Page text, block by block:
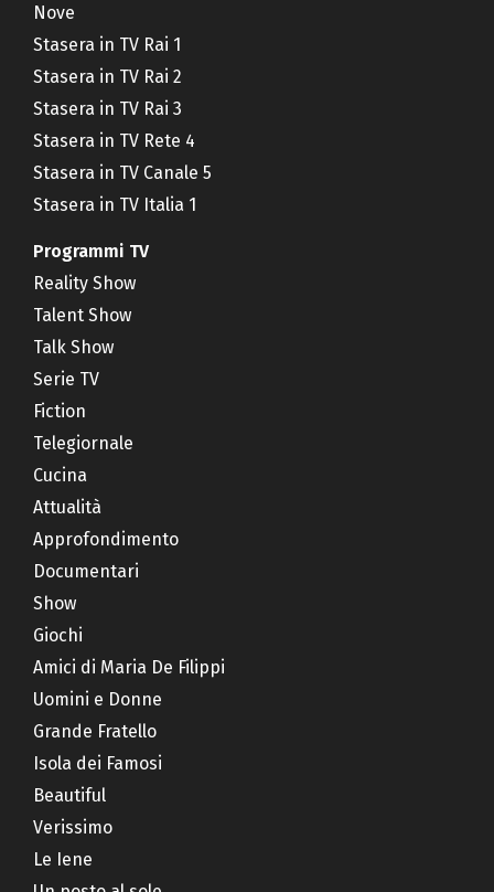
Nove
Stasera in TV Rai 1
Stasera in TV Rai 2
Stasera in TV Rai 3
Stasera in TV Rete 4
Stasera in TV Canale 5
Stasera in TV Italia 1
Programmi TV
Reality Show
Talent Show
Talk Show
Serie TV
Fiction
Telegiornale
Cucina
Attualità
Approfondimento
Documentari
Show
Giochi
Amici di Maria De Filippi
Uomini e Donne
Grande Fratello
Isola dei Famosi
Beautiful
Verissimo
Le Iene